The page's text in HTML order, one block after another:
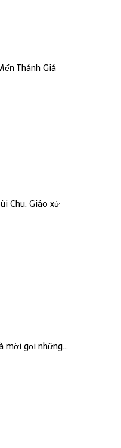
Thánh Giá
Chu, Giáo xứ
mời gọi những...